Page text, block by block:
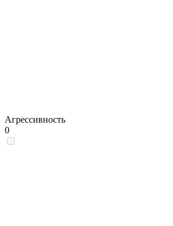
Агрессивность
0